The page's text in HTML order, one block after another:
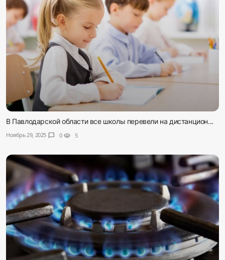
В Павлодарской области все школы перевели на дистанцион...
Ноябрь 29, 2025 chat_bubble 0 visibility 5